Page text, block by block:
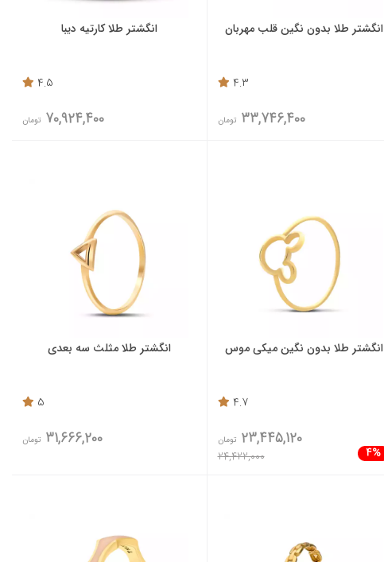
انگشتر طلا بدون نگین قلب مهربان
4.3
33,746,400 تومان
انگشتر طلا کارتیه دیبا
4.5
70,924,400 تومان
انگشتر طلا بدون نگین میکی موس
4.7
4%
23,445,120 تومان
24,422,000
انگشتر طلا مثلث سه بعدی
5
31,666,200 تومان